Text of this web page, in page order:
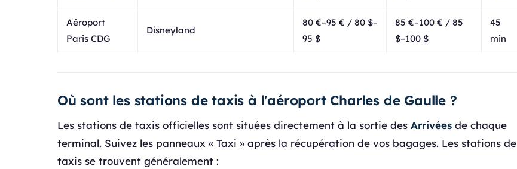
Aéroport
Paris CDG
Disneyland
80 €–95 € / 80 $–
95 $
85 €–100 € / 85
$–100 $
45
min
Où sont les stations de taxis à l'aéroport Charles de Gaulle ?
Les stations de taxis officielles sont situées directement à la sortie des Arrivées de chaque
terminal. Suivez les panneaux « Taxi » après la récupération de vos bagages. Les stations de
taxis se trouvent généralement :